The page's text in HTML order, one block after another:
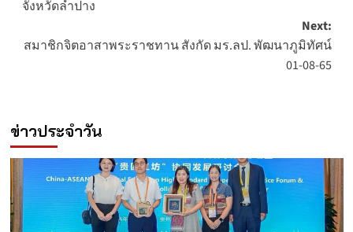
จังหวัดลำปาง
Next:
สมาชิกจิตอาสาพระราชทาน สังกัด มร.ลป. พัฒนาภูมิทัศน์
01-08-65
ข่าวประจำวัน